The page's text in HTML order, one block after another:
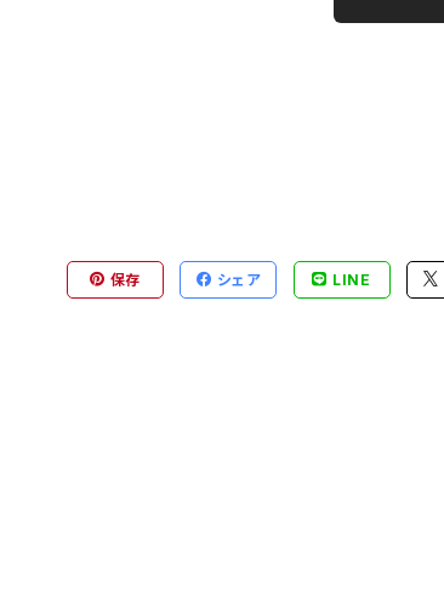
保存 シェア LINE